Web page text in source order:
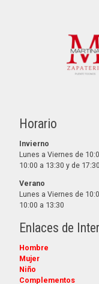
Horario
Invierno
Lunes a Viernes de
10:00 a 13:30 y de
Verano
Lunes a Viernes de
10:00 a 13:30
Enlaces de
Hombre
Mujer
Niño
Complementos